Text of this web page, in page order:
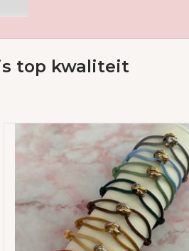
top kwaliteit
3 Color Ring Special Edition
ADD TO CART